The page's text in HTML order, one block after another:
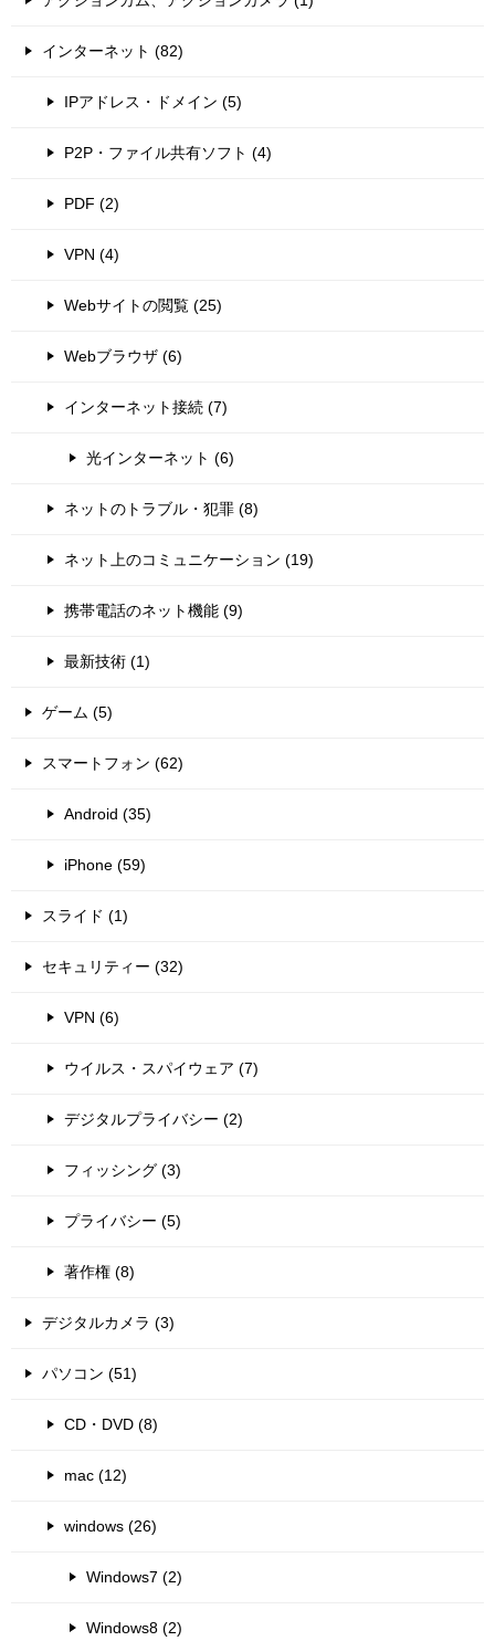
インターネット (82)
IPアドレス・ドメイン (5)
P2P・ファイル共有ソフト (4)
PDF (2)
VPN (4)
Webサイトの閲覧 (25)
Webブラウザ (6)
インターネット接続 (7)
光インターネット (6)
ネットのトラブル・犯罪 (8)
ネット上のコミュニケーション (19)
携帯電話のネット機能 (9)
最新技術 (1)
ゲーム (5)
スマートフォン (62)
Android (35)
iPhone (59)
スライド (1)
セキュリティー (32)
VPN (6)
ウイルス・スパイウェア (7)
デジタルプライバシー (2)
フィッシング (3)
プライバシー (5)
著作権 (8)
デジタルカメラ (3)
パソコン (51)
CD・DVD (8)
mac (12)
windows (26)
Windows7 (2)
Windows8 (2)